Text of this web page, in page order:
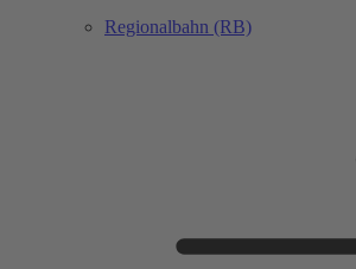
Regionalbahn (RB)